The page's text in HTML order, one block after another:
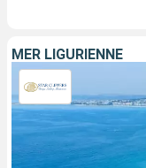
MER LIGURIENNE